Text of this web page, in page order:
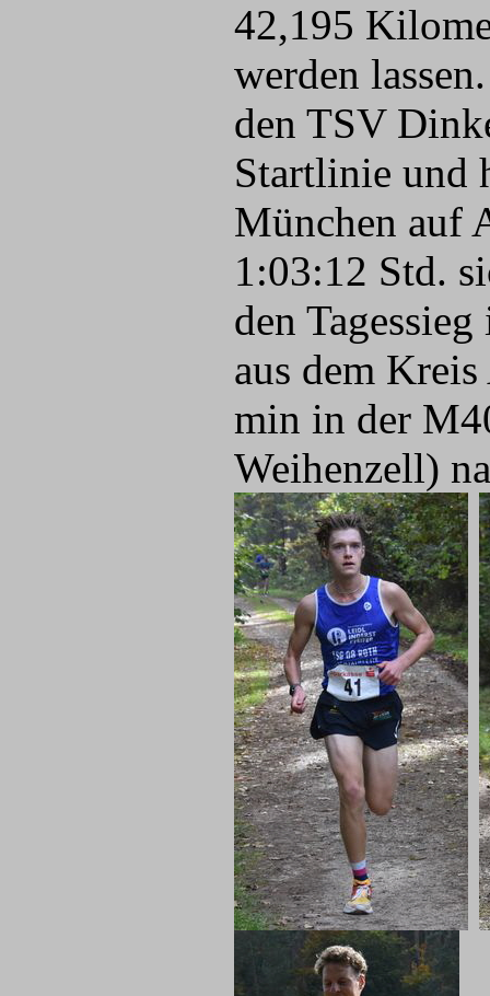
42,195
werden
den TSV
Startlinie und
München auf
1:03:12 Std.
den
aus dem
min in der
Weihenzell)